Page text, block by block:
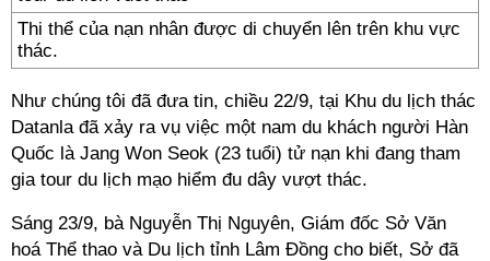
Thi thể của nạn nhân được di chuyển lên trên khu vực
thác.
Như chúng tôi đã đưa tin, chiều 22/9, tại Khu du lịch thác
Datanla đã xảy ra vụ việc một nam du khách người Hàn
Quốc là Jang Won Seok (23 tuổi) tử nạn khi đang tham
gia tour du lịch mạo hiểm đu dây vượt thác.
Sáng 23/9, bà Nguyễn Thị Nguyên, Giám đốc Sở Văn
hoá Thể thao và Du lịch tỉnh Lâm Đồng cho biết, Sở đã